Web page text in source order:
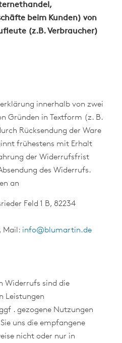
beim Kunden) von
(z.B. Verbraucher)
innerhalb von zwei
Gründen in Textform (z. B.
Rücksendung der Ware
frühestens mit Erhalt
der Widerrufsfrist
des Widerrufs.
an
Feld 1 B, 82234
Mail: info@blumartin.de
Widerrufs sind die
Leistungen
. gezogene Nutzungen
uns die empfangene
nicht oder nur in